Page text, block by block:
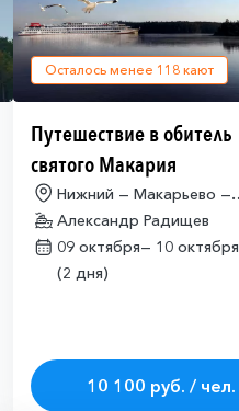
Осталось менее 118 кают
Путешествие в обитель
святого Макария
Нижний — Макарьево —
Нижний
Александр Радищев
09 октября— 10 октября
(2 дня)
10 100 руб. / чел.